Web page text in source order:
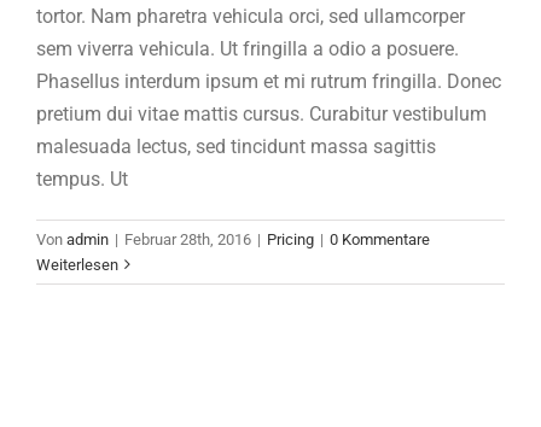
tortor. Nam pharetra vehicula orci, sed ullamcorper
sem viverra vehicula. Ut fringilla a odio a posuere.
Phasellus interdum ipsum et mi rutrum fringilla. Donec
pretium dui vitae mattis cursus. Curabitur vestibulum
malesuada lectus, sed tincidunt massa sagittis
tempus. Ut
Von admin | Februar 28th, 2016 | Pricing | 0 Kommentare
Weiterlesen